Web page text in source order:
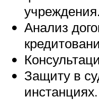
учреждения.
Анализ
Защиту в
инстанциях.